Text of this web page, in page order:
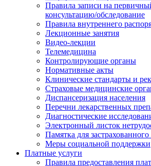
Правила записи на
консультацию/обследование
Правила внутреннего
Лекционные занятия
Видео-лекции
Телемедицина
Контролирующие органы
Нормативные акты
Клинические стандарты и
Страховые медицинские
Диспансеризация населения
Перечни лекарственных
Диагностические
Электронный листок
Памятка для
Меры социальной поддержки
Платные услуги
Правила предоставления